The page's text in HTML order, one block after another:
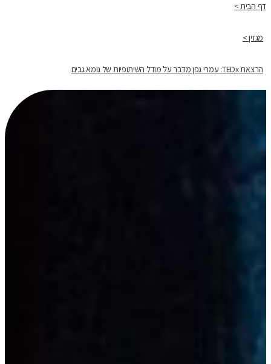
דף הבית >
מגזין >
הרצאת TEDx: עמרי גפן מדבר על מודל השיתופיות של גומא גבים